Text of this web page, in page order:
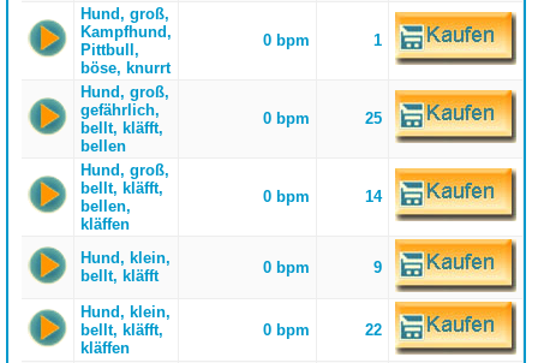
Hund, groß,
Kampfhund,
Pittbull,
böse, knurrt
0 bpm 1
Hund, groß,
gefährlich,
bellt, kläfft,
bellen
0 bpm 25
Hund, groß,
bellt, kläfft,
bellen,
kläffen
0 bpm 14
Hund, klein,
bellt, kläfft
0 bpm 9
Hund, klein,
bellt, kläfft,
kläffen
0 bpm 22